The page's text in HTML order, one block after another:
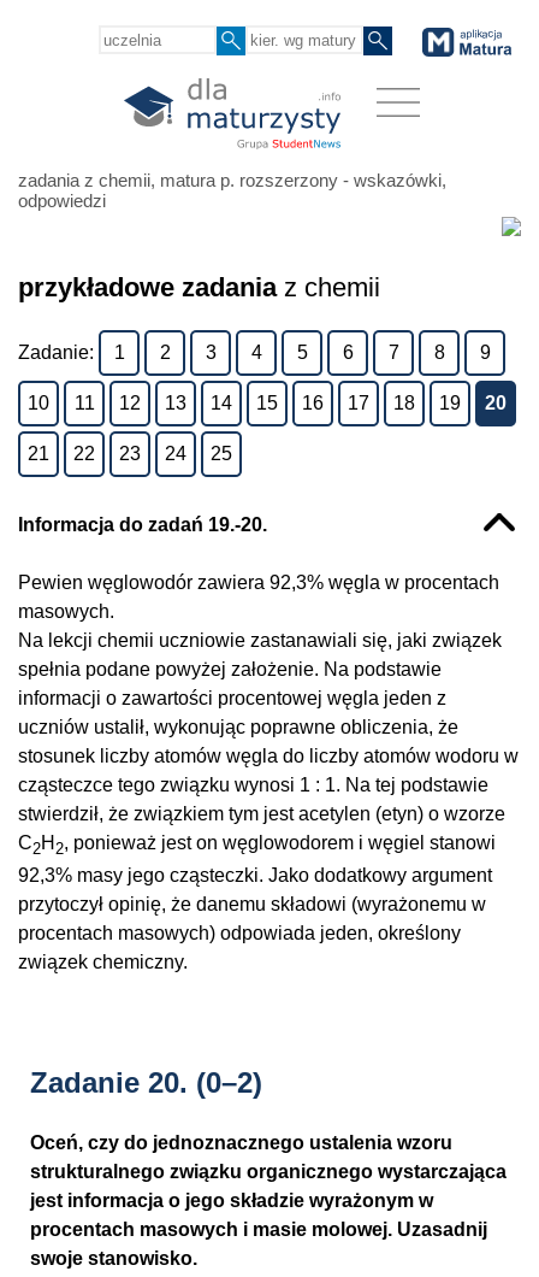
zadania z chemii, matura p. rozszerzony - wskazówki,
odpowiedzi
przykładowe zadaniaz chemii
Zadanie: 1 2 3 4 5 6 7 8 9
10 11 12 13 14 15 16 17 18 19 20
21 22 23 24 25
Informacja do zadań 19.-20.
Pewien węglowodór zawiera 92,3% węgla w procentach
masowych.
Na lekcji chemii uczniowie zastanawiali się, jaki związek
spełnia podane powyżej założenie. Na podstawie
informacji o zawartości procentowej węgla jeden z
uczniów ustalił, wykonując poprawne obliczenia, że
stosunek liczby atomów węgla do liczby atomów wodoru w
cząsteczce tego związku wynosi 1 : 1. Na tej podstawie
stwierdził, że związkiem tym jest acetylen (etyn) o wzorze
C2H 2, ponieważ jest on węglowodorem i węgiel stanowi
92,3% masy jego cząsteczki. Jako dodatkowy argument
przytoczył opinię, że danemu składowi (wyrażonemu w
procentach masowych) odpowiada jeden, określony
związek chemiczny.
Zadanie 20. (0–2)
Oceń, czy do jednoznacznego ustalenia wzoru
strukturalnego związku organicznego wystarczająca
jest informacja o jego składzie wyrażonym w
procentach masowych i masie molowej. Uzasadnij
swoje stanowisko.